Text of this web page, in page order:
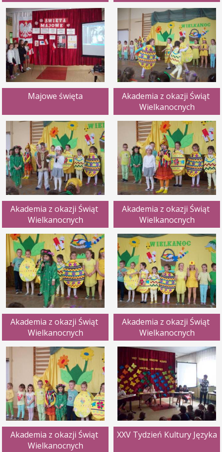
Majowe święta
Akademia z okazji Świąt
Wielkanocnych
Akademia z okazji Świąt
Wielkanocnych
Akademia z okazji Świąt
Wielkanocnych
Akademia z okazji Świąt
Wielkanocnych
Akademia z okazji Świąt
Wielkanocnych
Akademia z okazji Świąt
Wielkanocnych
XXV Tydzień Kultury Języka